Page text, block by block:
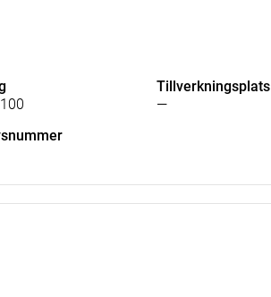
Tillverkningsplats
—